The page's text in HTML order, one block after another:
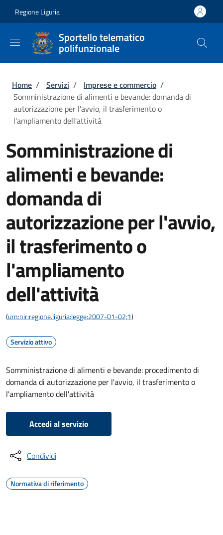
Regione Liguria
Sportello telematico
polifunzionale
Briciole di pane
Home / Servizi / Imprese e commercio /
Somministrazione di alimenti e bevande: domanda di
autorizzazione per l'avvio, il trasferimento o
l'ampliamento dell'attività
Somministrazione di
alimenti e bevande:
domanda di
autorizzazione per l'avvio,
il trasferimento o
l'ampliamento
dell'attività
(urn:nir:regione.liguria:legge:2007-01-02;1)
Servizio attivo
Somministrazione di alimenti e bevande: procedimento di
domanda di autorizzazione per l'avvio, il trasferimento o
l'ampliamento dell'attività
Accedi al servizio
Condividi
Normativa di riferimento